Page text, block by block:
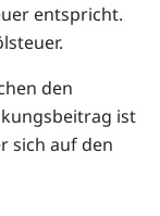
entspricht.
den
ist
sich auf den